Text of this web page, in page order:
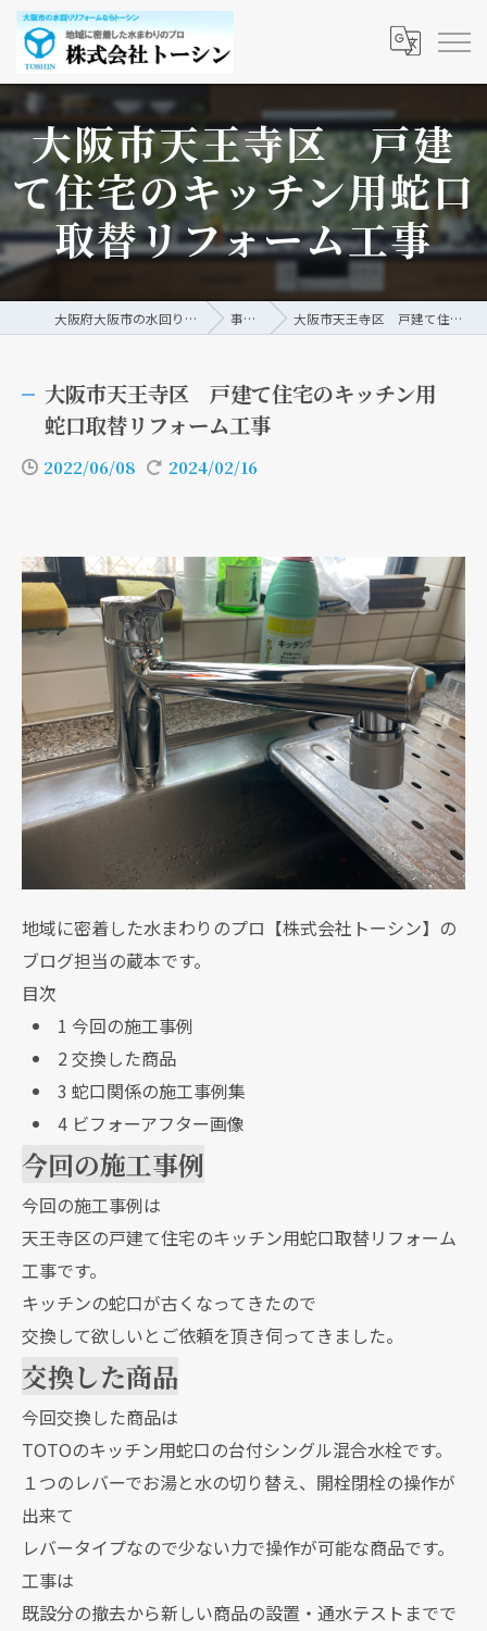
大阪市天王寺区 戸建
て住宅のキッチン用蛇口
取替リフォーム工事
大阪府大阪市の水回りリフォームなら株式会社トーシン 事例/ブログ 大阪市天王寺区 戸建て住宅のキッチン用蛇口取替リフォーム工事
大阪市天王寺区 戸建て住宅のキッチン用
蛇口取替リフォーム工事
2022/06/08 2024/02/16
地域に密着した水まわりのプロ【株式会社トーシン】の
ブログ担当の蔵本です。
目次
1 今回の施工事例
2交換した商品
3 蛇口関係の施工事例集
4ビフォーアフター画像
今回の施工事例
今回の施工事例は
天王寺区の戸建て住宅のキッチン用蛇口取替リフォーム
工事です。
キッチンの蛇口が古くなってきたので
交換して欲しいとご依頼を頂き伺ってきました。
交換した商品
今回交換した商品は
TOTOのキッチン用蛇口の台付シングル混合水栓です。
１つのレバーでお湯と水の切り替え、開栓閉栓の操作が
出来て
レバータイプなので少ない力で操作が可能な商品です。
工事は
既設分の撤去から新しい商品の設置・通水テストまでで